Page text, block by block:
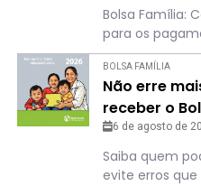
Bolsa Família:
para os
BOLSA FAMÍLIA
Não erre
receber o
meses de
6 de agosto de
Saiba quem
evite erros